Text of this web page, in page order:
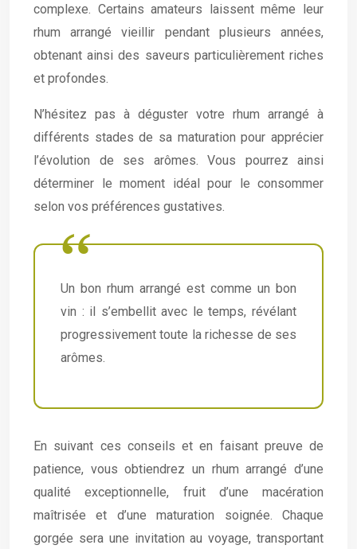
complexe. Certains amateurs laissent même leur
rhum arrangé vieillir pendant plusieurs années,
obtenant ainsi des saveurs particulièrement riches
et profondes.
N’hésitez pas à déguster votre rhum arrangé à
différents stades de sa maturation pour apprécier
l’évolution de ses arômes. Vous pourrez ainsi
déterminer le moment idéal pour le consommer
selon vos préférences gustatives.
Un bon rhum arrangé est comme un bon
vin : il s’embellit avec le temps, révélant
progressivement toute la richesse de ses
arômes.
En suivant ces conseils et en faisant preuve de
patience, vous obtiendrez un rhum arrangé d’une
qualité exceptionnelle, fruit d’une macération
maîtrisée et d’une maturation soignée. Chaque
gorgée sera une invitation au voyage, transportant